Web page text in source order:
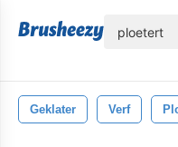
Geklater Verf